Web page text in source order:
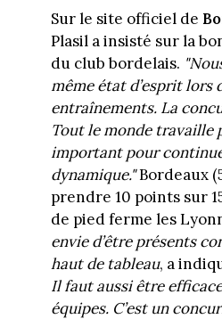
Sur le site officiel de
Plasil a insisté sur la
du club bordelais.
même état d’esprit lors
entraînements. La
Tout le monde travaille
important pour
dynamique."Bordeaux
prendre 10 points sur
de pied ferme les
envie d’être présents
haut de tableau, a
Il faut aussi être
équipes. C’est un